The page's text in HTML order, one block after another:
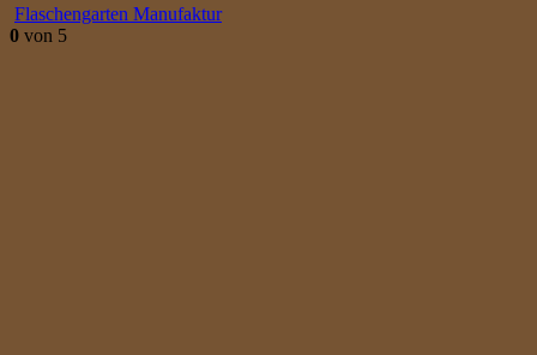
Flaschengarten Manufaktur
0 von 5